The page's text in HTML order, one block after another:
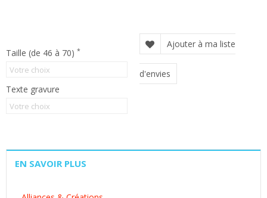
Taille (de 46 à 70) *
Texte gravure
Ajouter à ma liste
d'envies
EN SAVOIR PLUS